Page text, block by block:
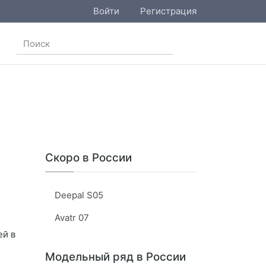
Войти Регистрация
в
Скоро в России
Deepal S05
Avatr 07
Модельный ряд в России